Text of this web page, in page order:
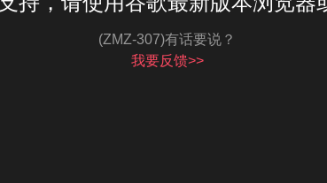
(ZMZ-307)有话要说？
我要反馈>>